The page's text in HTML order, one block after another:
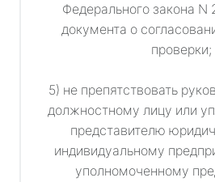
Федерального закона
документа о
проверки;
5) не препятствовать
должностному лицу или
представителю
индивидуальному
уполномоченному